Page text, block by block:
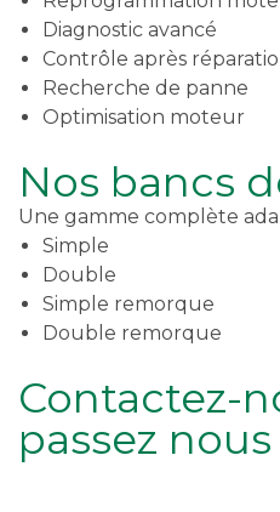
Diagnostic avancé
Contrôle après
Recherche de panne
Optimisation moteur
Nos bancs
Une gamme complète
Simple
Double
Simple remorque
Double remorque
Contactez-
passez